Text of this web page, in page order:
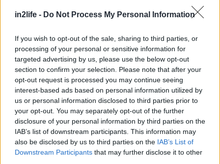
in2life - Do Not Process My Personal Information
If you wish to opt-out of the sale, sharing to third parties, or
processing of your personal or sensitive information for
targeted advertising by us, please use the below opt-out
section to confirm your selection. Please note that after your
opt-out request is processed you may continue seeing
interest-based ads based on personal information utilized by
us or personal information disclosed to third parties prior to
your opt-out. You may separately opt-out of the further
disclosure of your personal information by third parties on the
IAB’s list of downstream participants. This information may
also be disclosed by us to third parties on the IAB’s List of
Downstream Participants that may further disclose it to other
εξοπλισμού και το γεγονός ότι επηρεάζεται από
εμπόδια στον ουρανό. Ωστόσο, για όσους μένουν
«εκτός δικτύου», αποτελεί ίσως τη μοναδική
αξιόπιστη επιλογή.